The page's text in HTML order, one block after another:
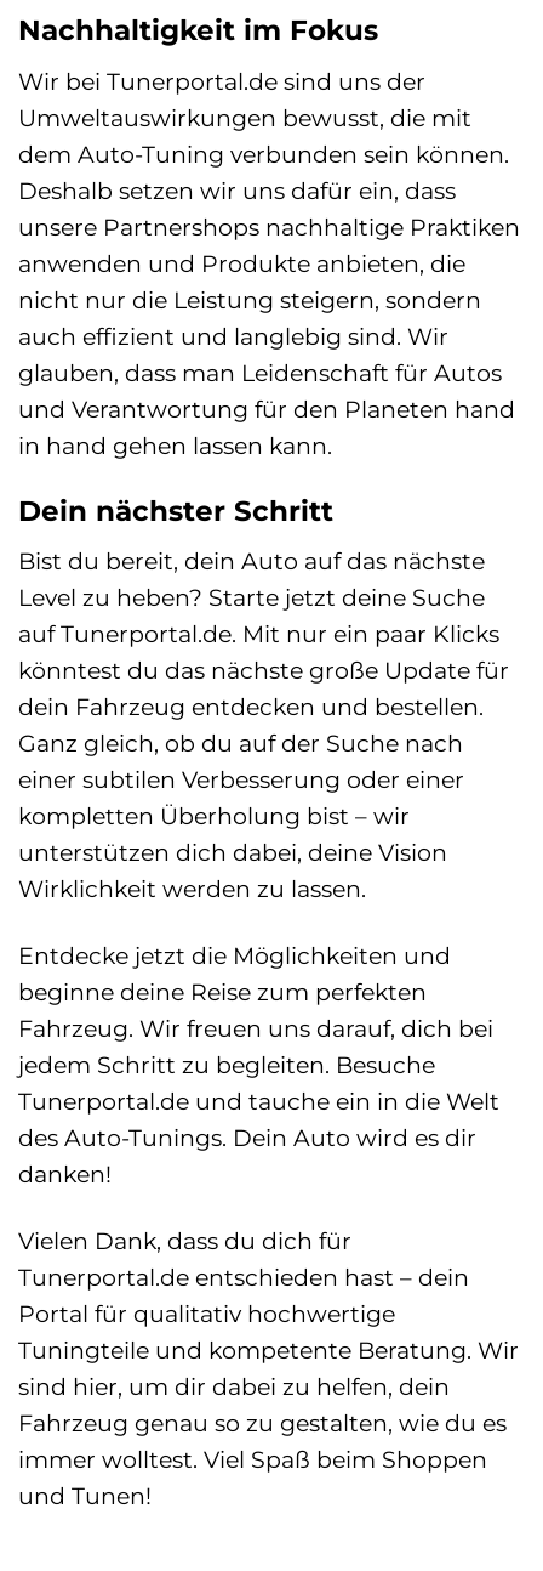
Nachhaltigkeit im Fokus
Wir bei Tunerportal.de sind uns der
Umweltauswirkungen bewusst, die mit
dem Auto-Tuning verbunden sein können.
Deshalb setzen wir uns dafür ein, dass
unsere Partnershops nachhaltige Praktiken
anwenden und Produkte anbieten, die
nicht nur die Leistung steigern, sondern
auch effizient und langlebig sind. Wir
glauben, dass man Leidenschaft für Autos
und Verantwortung für den Planeten hand
in hand gehen lassen kann.
Dein nächster Schritt
Bist du bereit, dein Auto auf das nächste
Level zu heben? Starte jetzt deine Suche
auf Tunerportal.de. Mit nur ein paar Klicks
könntest du das nächste große Update für
dein Fahrzeug entdecken und bestellen.
Ganz gleich, ob du auf der Suche nach
einer subtilen Verbesserung oder einer
kompletten Überholung bist – wir
unterstützen dich dabei, deine Vision
Wirklichkeit werden zu lassen.
Entdecke jetzt die Möglichkeiten und
beginne deine Reise zum perfekten
Fahrzeug. Wir freuen uns darauf, dich bei
jedem Schritt zu begleiten. Besuche
Tunerportal.de und tauche ein in die Welt
des Auto-Tunings. Dein Auto wird es dir
danken!
Vielen Dank, dass du dich für
Tunerportal.de entschieden hast – dein
Portal für qualitativ hochwertige
Tuningteile und kompetente Beratung. Wir
sind hier, um dir dabei zu helfen, dein
Fahrzeug genau so zu gestalten, wie du es
immer wolltest. Viel Spaß beim Shoppen
und Tunen!